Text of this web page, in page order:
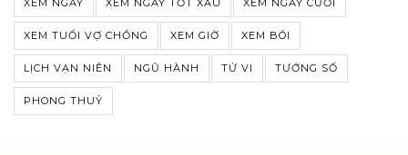
XEM NGÀY XEM NGÀY TỐT XẤU XEM NGÀY CƯỚI
XEM TUỔI VỢ CHỒNG XEM GIỜ XEM BÓI
LỊCH VẠN NIÊN NGŨ HÀNH TỬ VI TƯỚNG SỐ
PHONG THUỶ